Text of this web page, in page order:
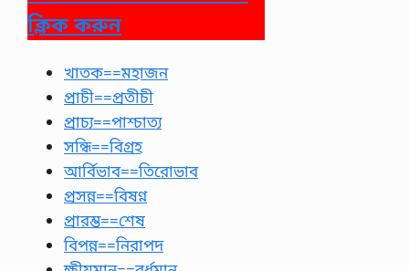
ক্লিক করুন
খাতক==মহাজন
প্রাচী==প্রতীচী
প্রাচ্য==পাশ্চাত্য
সন্ধি==বিগ্রহ
আর্বিভাব==তিরোভাব
প্রসন্ন==বিষণ্ন
প্রারম্ভ==শেষ
বিপন্ন==নিরাপদ